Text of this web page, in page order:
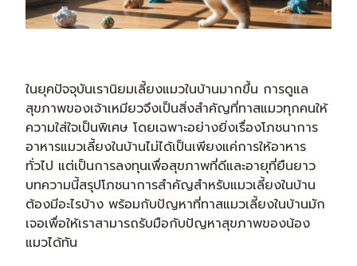
ในยุคปัจจุบันเรานิยมเลี้ยงแมวในบ้านมากขึ้น การดูแล
สุขภาพของเจ้าเหมียวจึงเป็นสิ่งสำคัญที่ทาสแมวทุกคนให้
ความใส่ใจเป็นพิเศษ โดยเฉพาะอย่างยิ่งเรื่องโภชนาการ
อาหารแมวเลี้ยงในบ้านไม่ได้เป็นเพียงแค่การให้อาหาร
ทั่วไป แต่เป็นการลงทุนเพื่อสุขภาพที่ดีและอายุที่ยืนยาว
บทความนี้สรุปโภชนาการสำคัญสำหรับแมวเลี้ยงในบ้าน
ต้องมีอะไรบ้าง พร้อมกับปัญหาที่ทาสแมวเลี้ยงในบ้านมัก
เจอเพื่อให้เราสามารถรับมือกับปัญหาสุขภาพของน้อง
แมวได้ทัน